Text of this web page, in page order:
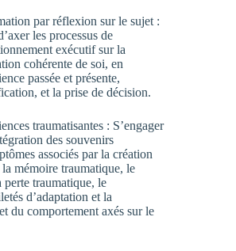
par réflexion sur le sujet :
les processus de
exécutif sur la
cohérente de soi, en
passée et présente,
et la prise de décision.
traumatisantes : S’engager
des souvenirs
associés par la création
mémoire traumatique, le
traumatique, le
d’adaptation et la
du comportement axés sur le